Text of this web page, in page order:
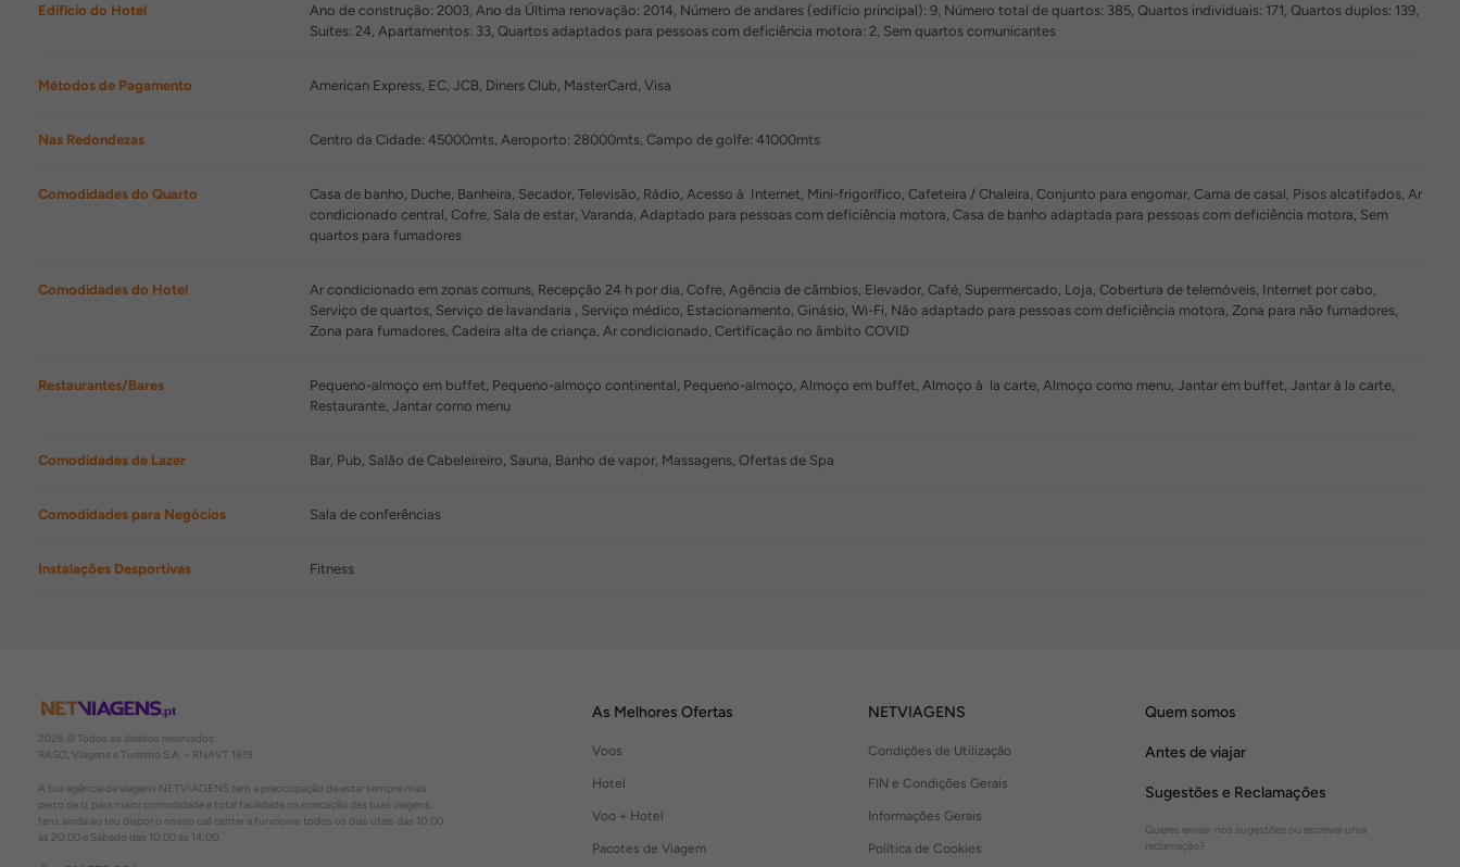
Edifício do Hotel
Ano de construção: 2003, Ano da Última renovação: 2014, Número de andares (edifício principal): 9, Número total de quartos: 385, Quartos individuais: 171, Quartos duplos: 139,
Suites: 24, Apartamentos: 33, Quartos adaptados para pessoas com deficiência motora: 2, Sem quartos comunicantes
Métodos de Pagamento American Express, EC, JCB, Diners Club, MasterCard, Visa
Nas Redondezas Centro da Cidade: 45000mts, Aeroporto: 28000mts, Campo de golfe: 41000mts
Comodidades do Quarto
Casa de banho, Duche, Banheira, Secador, Televisão, Rádio, Acesso à Internet, Mini-frigorífico, Cafeteira / Chaleira, Conjunto para engomar, Cama de casal, Pisos alcatifados, Ar
condicionado central, Cofre, Sala de estar, Varanda, Adaptado para pessoas com deficiência motora, Casa de banho adaptada para pessoas com deficiência motora, Sem
quartos para fumadores
Comodidades do Hotel
Ar condicionado em zonas comuns, Recepção 24 h por dia, Cofre, Agência de câmbios, Elevador, Café, Supermercado, Loja, Cobertura de telemóveis, Internet por cabo,
Serviço de quartos, Serviço de lavandaria , Serviço médico, Estacionamento, Ginásio, Wi-Fi, Não adaptado para pessoas com deficiência motora, Zona para não fumadores,
Zona para fumadores, Cadeira alta de criança, Ar condicionado, Certificação no âmbito COVID
Restaurantes/Bares
Pequeno-almoço em buffet, Pequeno-almoço continental, Pequeno-almoço, Almoço em buffet, Almoço à la carte, Almoço como menu, Jantar em buffet, Jantar à la carte,
Restaurante, Jantar como menu
Comodidades de Lazer Bar, Pub, Salão de Cabeleireiro, Sauna, Banho de vapor, Massagens, Ofertas de Spa
Comodidades para Negócios Sala de conferências
Instalações Desportivas Fitness
2026 © Todos os direitos reservados:
RASO, Viagens e Turismo S.A. – RNAVT 1819
A tua agência de viagens NETVIAGENS tem a preocupação de estar sempre mais
perto de ti, para maior comodidade e total facilidade na marcação das tuas viagens,
tens ainda ao teu dispor o nosso call center a funcionar todos os dias úteis das 10:00
às 20:00 e Sábado das 10:00 às 14:00.
As Melhores Ofertas
Voos
Hotel
Voo + Hotel
Pacotes de Viagem
NETVIAGENS
Condições de Utilização
FIN e Condições Gerais
Informações Gerais
Política de Cookies
Quem somos
Antes de viajar
Sugestões e Reclamações
Queres enviar-nos sugestões ou escrever uma
reclamação?